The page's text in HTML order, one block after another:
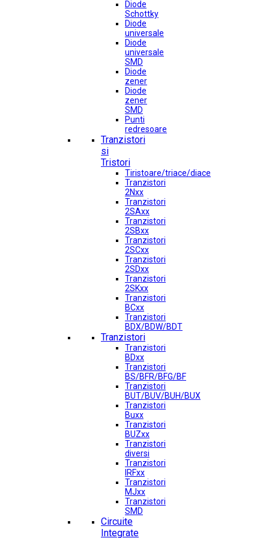
Diode
Schottky
Diode
universale
Diode
universale
SMD
Diode
zener
Diode
zener
SMD
Punti
redresoare
Tranzistori
si
Tristori
Tiristoare/triace/diace
Tranzistori
2Nxx
Tranzistori
2SAxx
Tranzistori
2SBxx
Tranzistori
2SCxx
Tranzistori
2SDxx
Tranzistori
2SKxx
Tranzistori
BCxx
Tranzistori
BDX/BDW/BDT
Tranzistori
Tranzistori
BDxx
Tranzistori
BS/BFR/BFG/BF
Tranzistori
BUT/BUV/BUH/BUX
Tranzistori
Buxx
Tranzistori
BUZxx
Tranzistori
diversi
Tranzistori
IRFxx
Tranzistori
MJxx
Tranzistori
SMD
Circuite
Integrate